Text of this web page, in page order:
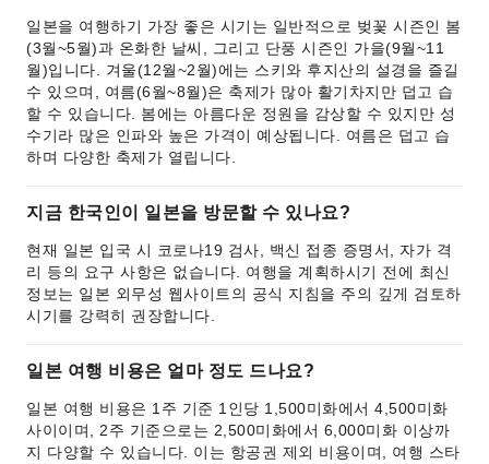
일본을 여행하기 가장 좋은 시기는 일반적으로 벚꽃 시즌인 봄
(3월~5월)과 온화한 날씨, 그리고 단풍 시즌인 가을(9월~11
월)입니다. 겨울(12월~2월)에는 스키와 후지산의 설경을 즐길
수 있으며, 여름(6월~8월)은 축제가 많아 활기차지만 덥고 습
할 수 있습니다. 봄에는 아름다운 정원을 감상할 수 있지만 성
수기라 많은 인파와 높은 가격이 예상됩니다. 여름은 덥고 습
하며 다양한 축제가 열립니다.
지금 한국인이 일본을 방문할 수 있나요?
현재 일본 입국 시 코로나19 검사, 백신 접종 증명서, 자가 격
리 등의 요구 사항은 없습니다. 여행을 계획하시기 전에 최신
정보는 일본 외무성 웹사이트의 공식 지침을 주의 깊게 검토하
시기를 강력히 권장합니다.
일본 여행 비용은 얼마 정도 드나요?
일본 여행 비용은 1주 기준 1인당 1,500미화에서 4,500미화
사이이며, 2주 기준으로는 2,500미화에서 6,000미화 이상까
지 다양할 수 있습니다. 이는 항공권 제외 비용이며, 여행 스타